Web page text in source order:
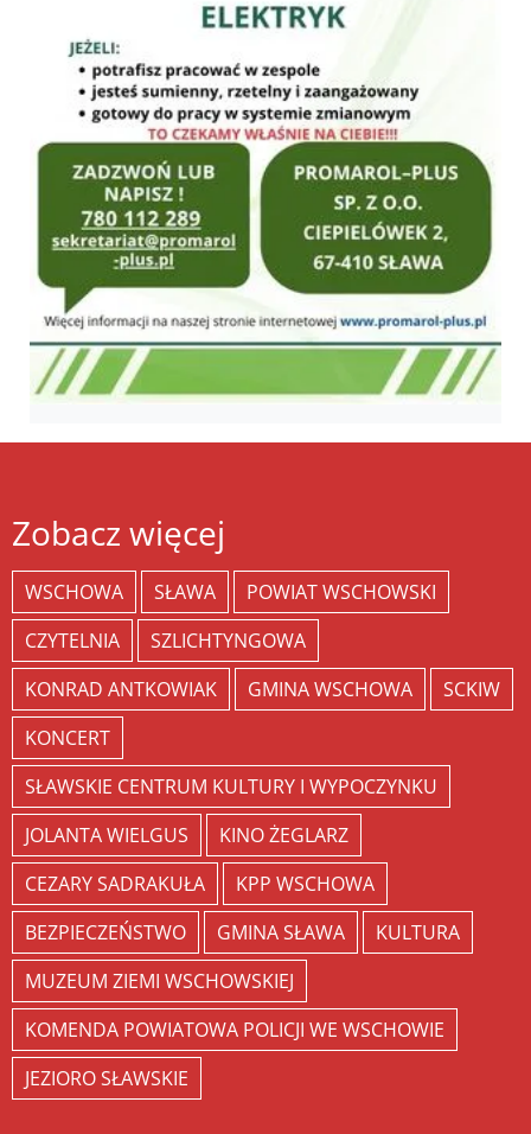
Zobacz więcej
WSCHOWA SŁAWA
POWIAT WSCHOWSKI
CZYTELNIA
SZLICHTYNGOWA
KONRAD ANTKOWIAK
GMINA WSCHOWA
SCKIW
KONCERT
SŁAWSKIE CENTRUM KULTURY I WYPOCZYNKU
JOLANTA WIELGUS
KINO ŻEGLARZ
CEZARY SADRAKUŁA
KPP WSCHOWA
BEZPIECZEŃSTWO
GMINA SŁAWA
KULTURA
MUZEUM ZIEMI WSCHOWSKIEJ
KOMENDA POWIATOWA POLICJI WE WSCHOWIE
JEZIORO SŁAWSKIE